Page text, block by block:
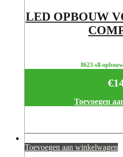
LED OPBOUW
8623-sll-
€
Toevoegen
Toevoegen aan winkelwagen